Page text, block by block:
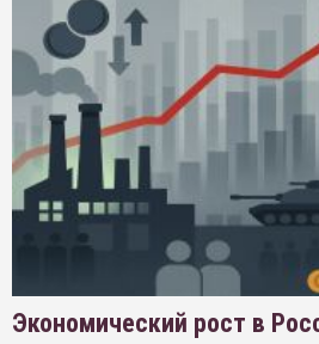
Экономический рост в